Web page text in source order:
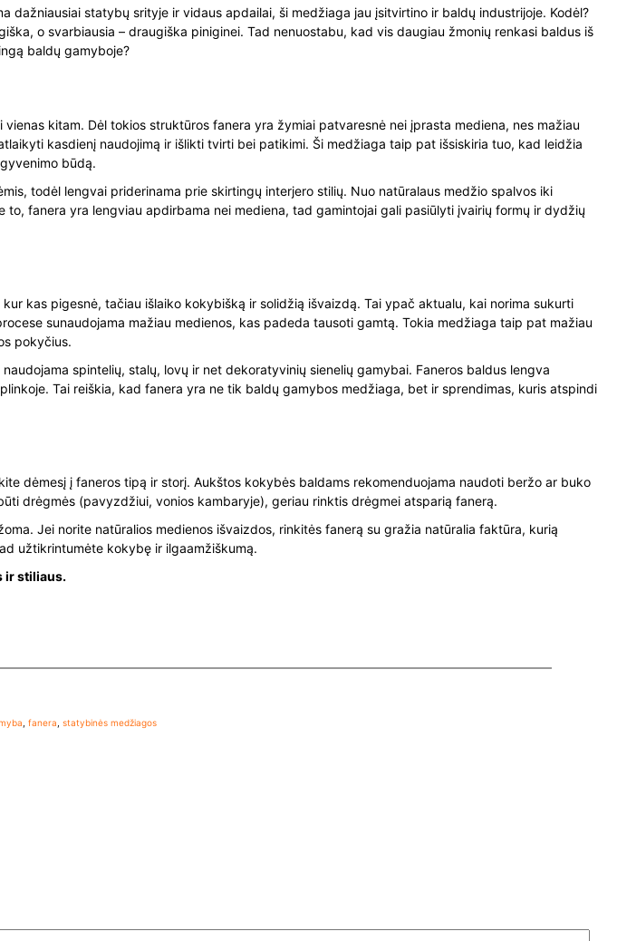
dažniausiai statybų srityje ir vidaus apdailai, ši medžiaga jau įsitvirtino ir baldų industrijoje. Kodėl?
o svarbiausia – draugiška piniginei. Tad nenuostabu, kad vis daugiau žmonių renkasi baldus iš
baldų gamyboje?
kitam. Dėl tokios struktūros fanera yra žymiai patvaresnė nei įprasta mediena, nes mažiau
kasdienį naudojimą ir išlikti tvirti bei patikimi. Ši medžiaga taip pat išsiskiria tuo, kad leidžia
būdą.
todėl lengvai priderinama prie skirtingų interjero stilių. Nuo natūralaus medžio spalvos iki
fanera yra lengviau apdirbama nei mediena, tad gamintojai gali pasiūlyti įvairių formų ir dydžių
kas pigesnė, tačiau išlaiko kokybišką ir solidžią išvaizdą. Tai ypač aktualu, kai norima sukurti
sunaudojama mažiau medienos, kas padeda tausoti gamtą. Tokia medžiaga taip pat mažiau
pokyčius.
spintelių, stalų, lovų ir net dekoratyvinių sienelių gamybai. Faneros baldus lengva
Tai reiškia, kad fanera yra ne tik baldų gamybos medžiaga, bet ir sprendimas, kuris atspindi
dėmesį į faneros tipą ir storį. Aukštos kokybės baldams rekomenduojama naudoti beržo ar buko
drėgmės (pavyzdžiui, vonios kambaryje), geriau rinktis drėgmei atsparią fanerą.
Jei norite natūralios medienos išvaizdos, rinkitės fanerą su gražia natūralia faktūra, kurią
užtikrintumėte kokybę ir ilgaamžiškumą.
ir stiliaus.
fanera statybinės medžiagos